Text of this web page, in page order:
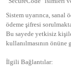
Sistem uyarınca, sanal
ödeme şifresi
Bu sayede yetkisiz
kullanılmasının önüne
İlgili Bağlantılar: